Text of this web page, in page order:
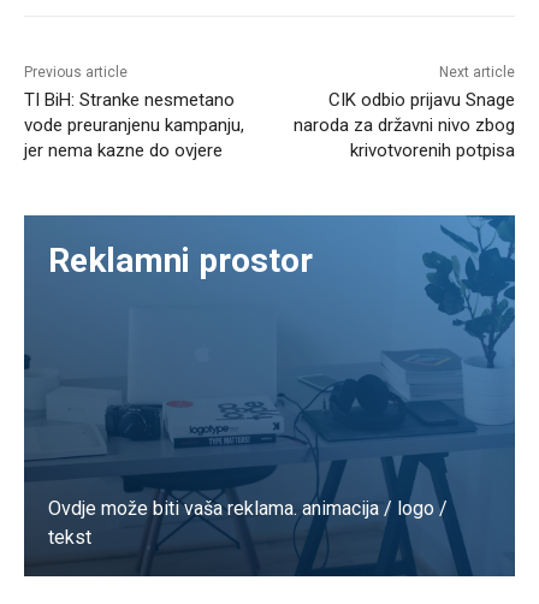
Previous article
TI BiH: Stranke nesmetano
vode preuranjenu kampanju,
jer nema kazne do ovjere
Next article
CIK odbio prijavu Snage
naroda za državni nivo zbog
krivotvorenih potpisa
Reklamni prostor
Ovdje može biti vaša reklama. animacija / logo /
tekst